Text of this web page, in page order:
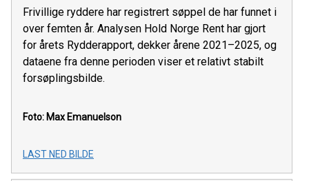
Frivillige ryddere har registrert søppel de har funnet i
over femten år. Analysen Hold Norge Rent har gjort
for årets Rydderapport, dekker årene 2021–2025, og
dataene fra denne perioden viser et relativt stabilt
forsøplingsbilde.
Foto: Max Emanuelson
LAST NED BILDE